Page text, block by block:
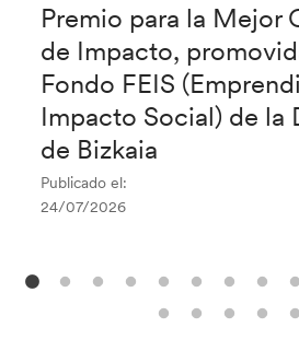
Premio para la Mejor
de Impacto,
Fondo FEIS
Impacto Social) de la
de Bizkaia
Publicado el:
24/07/2026